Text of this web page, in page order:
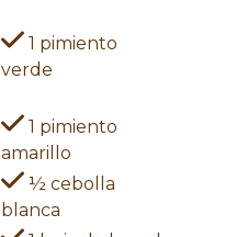
1 pimiento
verde
1 pimiento
amarillo
½ cebolla
blanca